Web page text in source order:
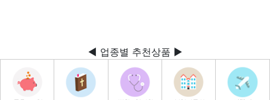
◀ 업종별 추천상품 ▶